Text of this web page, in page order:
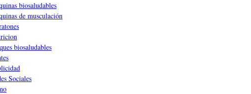
biosaludables
de musculación
biosaludables
Sociales